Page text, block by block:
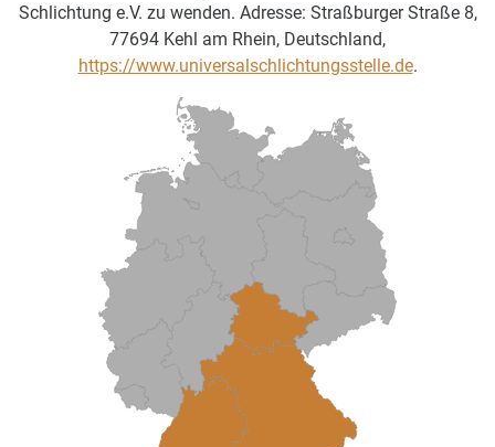
Schlichtung e.V. zu wenden. Adresse: Straßburger Straße 8,
77694 Kehl am Rhein, Deutschland,
https://www.universalschlichtungsstelle.de.